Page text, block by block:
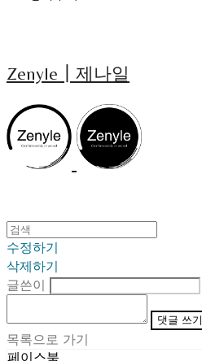
Zenyle┃제나일
수정하기
삭제하기
글쓴이
댓글 쓰기
목록으로 가기
페이스북